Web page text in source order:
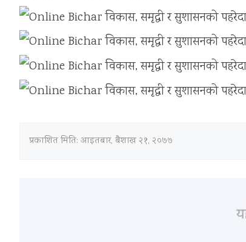
प्रकाशित मिति: आइतबार, बैशाख २१, २०७७